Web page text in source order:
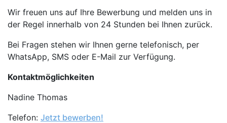
Wir freuen uns auf Ihre Bewerbung und melden uns in
der Regel innerhalb von 24 Stunden bei Ihnen zurück.
Bei Fragen stehen wir Ihnen gerne telefonisch, per
WhatsApp, SMS oder E-Mail zur Verfügung.
Kontaktmöglichkeiten
Nadine Thomas
Telefon: Jetzt bewerben!